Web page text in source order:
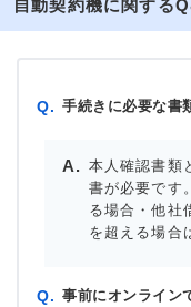
自動契約機に関する
Q. 手続きに必要な書
本人確認書類
書が必要です
る場合・他社
を超える場合
Q. 事前にオンライン